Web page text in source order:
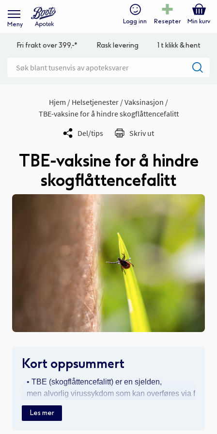
Meny Logg inn Resepter Min kurv
Fri frakt over 399,-* Rask levering 1 t klikk & hent
Hjem Helsetjenester Vaksinasjon
TBE-vaksine for å hindre skogflåttencefalitt
Del/tips
Skriv ut
TBE-vaksine for å hindre
skogflåttencefalitt
Kort oppsummert
• TBE (skogflåttencefalitt) er en sjelden,
men alvorlig virussykdom som kan overføres via f
låttbitt.
• Forebygging handler om
Les mer